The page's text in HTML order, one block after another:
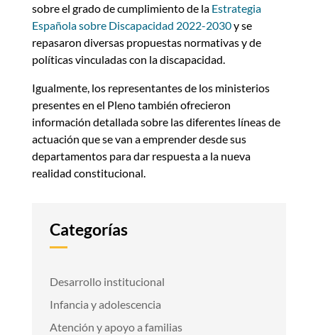
sobre el grado de cumplimiento de la Estrategia
Española sobre Discapacidad 2022-2030y se
repasaron diversas propuestas normativas y de
políticas vinculadas con la discapacidad.
Igualmente, los representantes de los ministerios
presentes en el Pleno también ofrecieron
información detallada sobre las diferentes líneas de
actuación que se van a emprender desde sus
departamentos para dar respuesta a la nueva
realidad constitucional.
Categorías
Desarrollo institucional
Infancia y adolescencia
Atención y apoyo a familias